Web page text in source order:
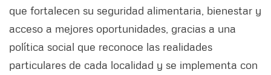
que fortalecen su seguridad alimentaria, bienestar y
acceso a mejores oportunidades, gracias a una
política social que reconoce las realidades
particulares de cada localidad y se implementa con